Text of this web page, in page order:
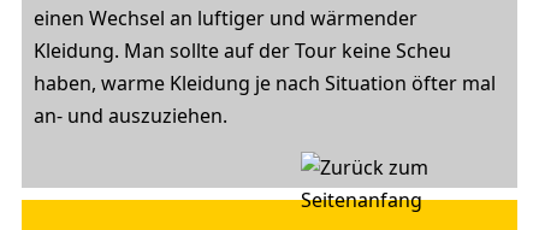
einen Wechsel an luftiger und wärmender
Kleidung. Man sollte auf der Tour keine Scheu
haben, warme Kleidung je nach Situation öfter mal
an- und auszuziehen.